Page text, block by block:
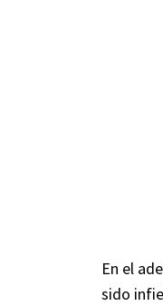
En el
sido